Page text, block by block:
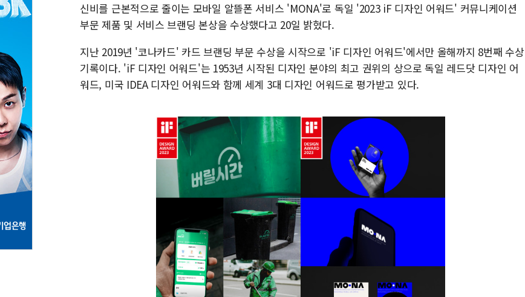
신비를 근본적으로 줄이는 모바일 알뜰폰 서비스 'MONA'로 독일 '2023 iF 디자인 어워드' 커뮤니케이션
부문 제품 및 서비스 브랜딩 본상을 수상했다고 20일 밝혔다.
지난 2019년 '코나카드' 카드 브랜딩 부문 수상을 시작으로 'iF 디자인 어워드'에서만 올해까지 8번째 수상
기록이다. 'iF 디자인 어워드'는 1953년 시작된 디자인 분야의 최고 권위의 상으로 독일 레드닷 디자인 어
워드, 미국 IDEA 디자인 어워드와 함께 세계 3대 디자인 어워드로 평가받고 있다.